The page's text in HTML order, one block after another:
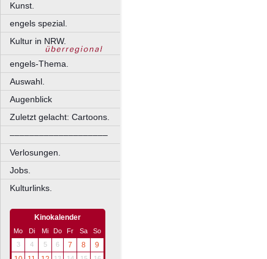
Kunst.
engels spezial.
Kultur in NRW.
engels-Thema.
Auswahl.
Augenblick
Zuletzt gelacht: Cartoons.
––––––––––––––––––––
Verlosungen.
Jobs.
Kulturlinks.
Kinokalender
Mo Di Mi Do Fr Sa
So
3
4 5 6 7 8
9